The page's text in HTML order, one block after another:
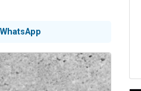
WhatsApp